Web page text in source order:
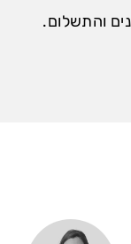
והתשלום.